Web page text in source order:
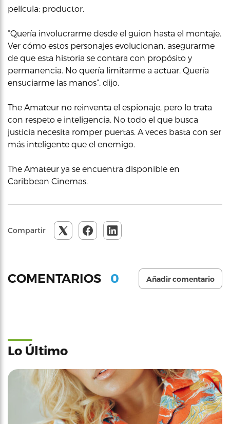
película: productor.
“Quería involucrarme desde el guion hasta el montaje.
Ver cómo estos personajes evolucionan, asegurarme
de que esta historia se contara con propósito y
permanencia. No quería limitarme a actuar. Quería
ensuciarme las manos”, dijo.
The Amateur no reinventa el espionaje, pero lo trata
con respeto e inteligencia. No todo el que busca
justicia necesita romper puertas. A veces basta con ser
más inteligente que el enemigo.
The Amateur ya se encuentra disponible en
Caribbean Cinemas.
Compartir
COMENTARIOS 0 Añadir comentario
Lo Último